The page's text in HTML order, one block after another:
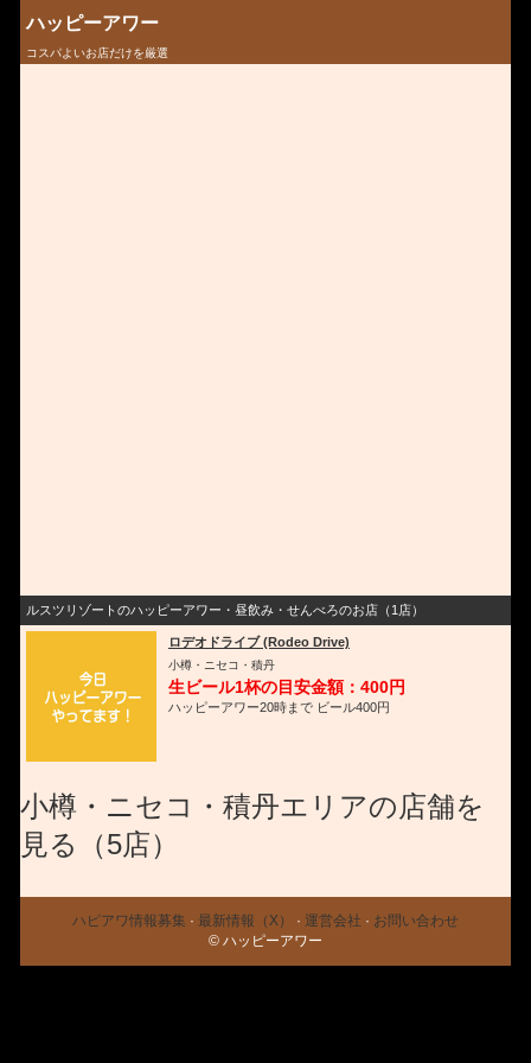
ハッピーアワー
コスパよいお店だけを厳選
ルスツリゾートのハッピーアワー・昼飲み・せんべろのお店（1店）
ロデオドライブ (Rodeo Drive)
小樽・ニセコ・積丹
生ビール1杯の目安金額：400円
ハッピーアワー20時まで ビール400円
小樽・ニセコ・積丹エリアの店舗を
見る（5店）
ハピアワ情報募集 · 最新情報（X） · 運営会社 · お問い合わせ
© ハッピーアワー